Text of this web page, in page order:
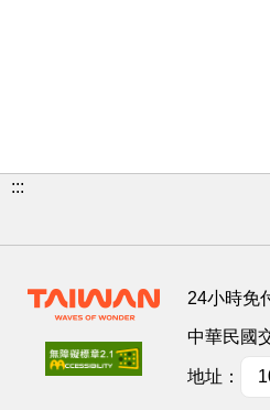
:::
24小時免
中華民國
地址：